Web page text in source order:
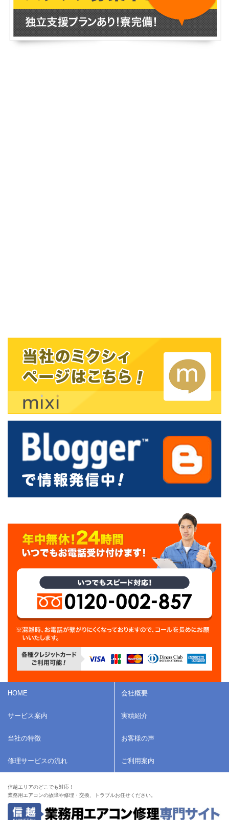
HOME 会社概要
サービス案内 実績紹介
当社の特徴 お客様の声
修理サービスの流れ ご利用案内
信越エリアのどこでも対応！
業務用エアコンの故障や修理・交換、トラブルお任せください。